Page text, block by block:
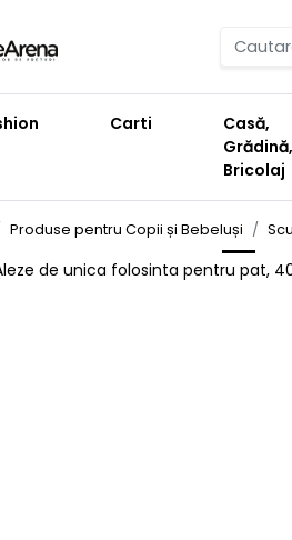
Carti
Casă,
Grădină,
Bricolaj
Produse pentru Copii și Bebeluși